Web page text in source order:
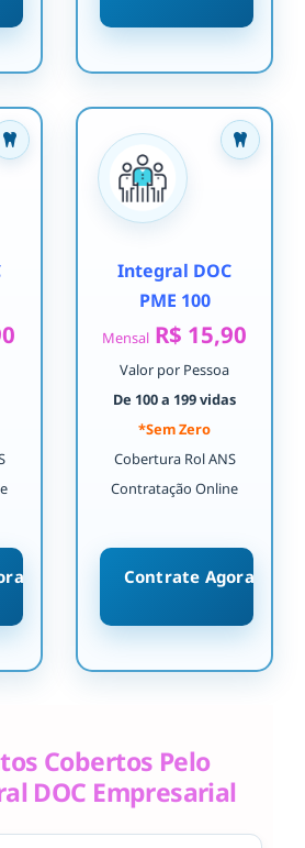
Integral DOC
PME 100
Mensal R$ 15,90
Valor por Pessoa
De 100 a 199 vidas
*Sem Zero
Cobertura Rol ANS
Contratação Online
Contrate Agora
Cobertos Pelo
DOC Empresarial